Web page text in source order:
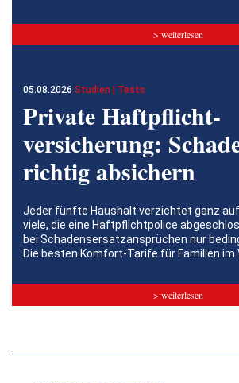
> weiterlesen
05.08.2026 Studien | Tests
Private Haftpflicht­
versicherung:
richtig absichern
Jeder fünfte Haushalt verzichtet ganz
viele, die eine Haftpflichtpolice
bei Schadensersatzansprüchen nur
Die besten Komfort-Tarife für Familien im
> weiterlesen